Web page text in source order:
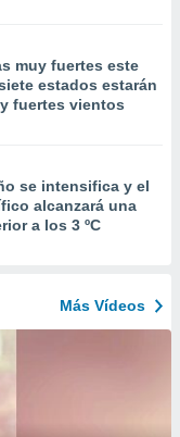
muy fuertes este
estados estarán
fuertes vientos
se intensifica y el
alcanzará una
a los 3 ºC
Más Vídeos